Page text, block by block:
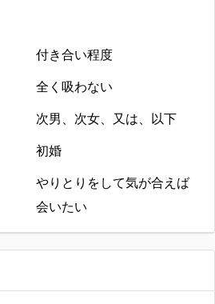
付き合い程度
全く吸わない
次男、次女、又は、以下
初婚
やりとりをして気が合えば
会いたい